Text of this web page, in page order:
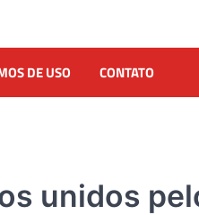
DE USO CONTATO
unidos